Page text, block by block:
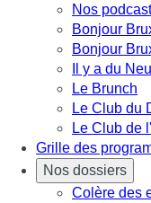
Nos
Bonjour
Bonjour
Il y a du
Le Brunch
Le Club du
Le Club de
Grille des
Nos dossiers
Colère des